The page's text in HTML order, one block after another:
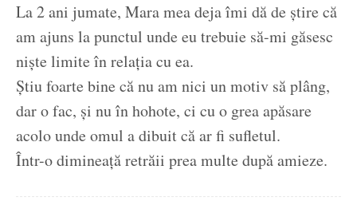
La 2 ani jumate, Mara mea deja îmi dă de știre că
am ajuns la punctul unde eu trebuie să-mi găsesc
niște limite în relația cu ea.
Știu foarte bine că nu am nici un motiv să plâng,
dar o fac, și nu în hohote, ci cu o grea apăsare
acolo unde omul a dibuit că ar fi sufletul.
Într-o dimineață retrăii prea multe după amieze.